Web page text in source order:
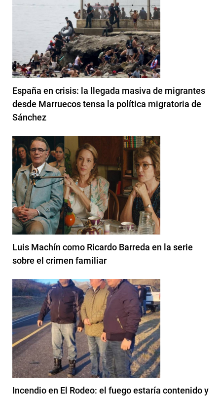
España en crisis: la llegada masiva de migrantes
desde Marruecos tensa la política migratoria de
Sánchez
Luis Machín como Ricardo Barreda en la serie
sobre el crimen familiar
Incendio en El Rodeo: el fuego estaría contenido y